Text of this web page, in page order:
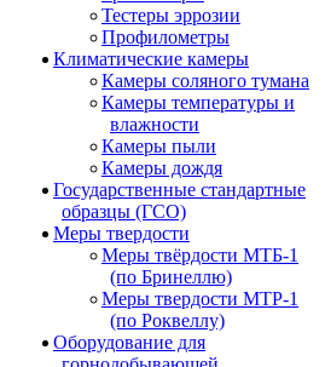
Тестеры эррозии
Профилометры
Климатические камеры
Камеры соляного тумана
Камеры температуры и
влажности
Камеры пыли
Камеры дождя
Государственные стандартные
образцы (ГСО)
Меры твердости
Меры твёрдости МТБ-1
(по Бринеллю)
Меры твердости МТР-1
(по Роквеллу)
Оборудование для